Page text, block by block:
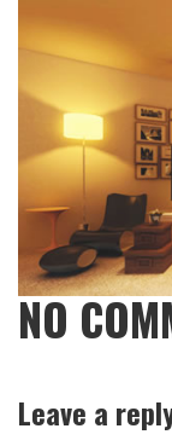
NO
Leave a